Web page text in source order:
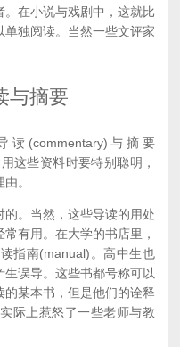
在小说与戏剧中，这就比
独阅读。当然一些文评家
与摘要
(commentary)与摘要
这些资料时要特别聪明，
。
。当然，这些导读的用处
有用。在大学的书店里，
指南(manual)。高中生也
误导。这些书都号称可以
某本书，但是他们的诠释
际上惹怒了一些老师与教